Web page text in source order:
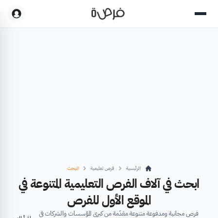
الرئيسية فرص تعليمية البحث
ابحث في آلاف الفرص التعليمية المتنوعة في
الموقع الأول للفرص
فرص مجانية ومدفوعة متنوعة مقدّمة من كبرى المؤسسات والشركات في